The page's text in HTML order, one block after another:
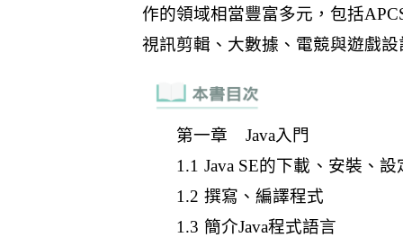
第一章 Java入門
1.1 Java SE的下載、安裝、設
1.2 撰寫、編譯程式
1.3 簡介Java程式語言